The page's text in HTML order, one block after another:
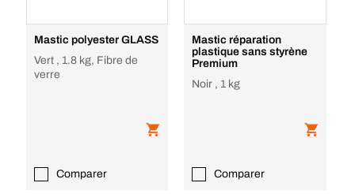
Mastic polyester GLASS
Vert , 1.8 kg, Fibre de
verre
Comparer
Mastic réparation
plastique sans styrène
Premium
Noir , 1 kg
Comparer